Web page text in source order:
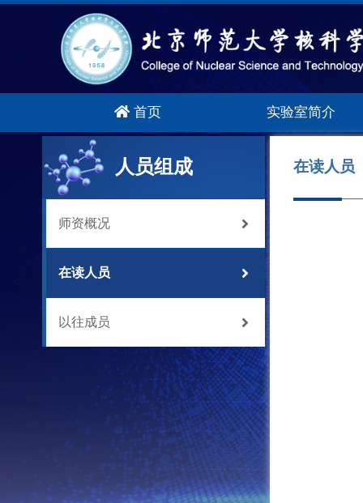
首页 实验室简介
人员组成
师资概况
在读人员
以往成员
在读人员